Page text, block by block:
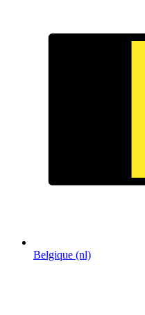
Belgique (nl)